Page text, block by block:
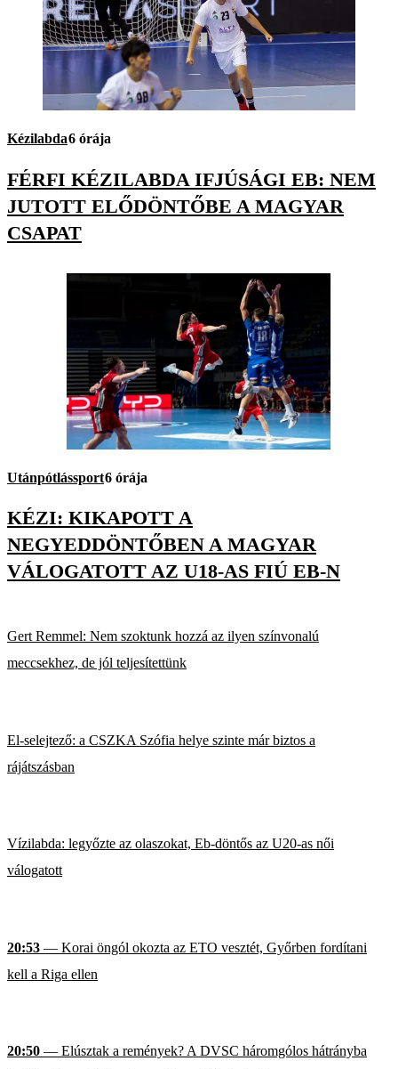
Kézilabda6 órája
FÉRFI KÉZILABDA IFJÚSÁGI EB: NEM
JUTOTT ELŐDÖNTŐBE A MAGYAR
CSAPAT
Utánpótlássport6 órája
KÉZI: KIKAPOTT A
NEGYEDDÖNTŐBEN A MAGYAR
VÁLOGATOTT AZ U18-AS FIÚ EB-N
Gert Remmel: Nem szoktunk hozzá az ilyen színvonalú
meccsekhez, de jól teljesítettünk
El-selejtező: a CSZKA Szófia helye szinte már biztos a
rájátszásban
Vízilabda: legyőzte az olaszokat, Eb-döntős az U20-as női
válogatott
20:53 — Korai öngól okozta az ETO vesztét, Győrben fordítani
kell a Riga ellen
20:50 — Elúsztak a remények? A DVSC háromgólos hátrányba